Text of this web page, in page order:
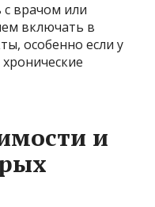
с врачом или
включать в
особенно если у
и